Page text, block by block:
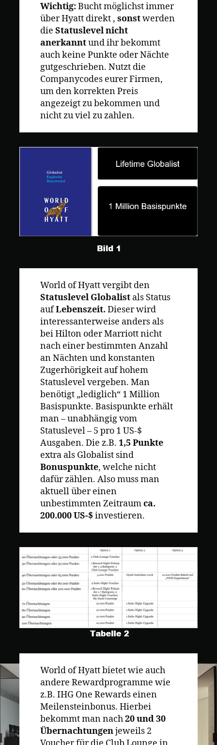
Wichtig:Bucht möglichst immer
über Hyatt direkt , sonstwerden
die Statuslevel nicht
anerkanntund ihr bekommt
auch keine Punkte oder Nächte
gutgeschrieben. Nutzt die
Companycodes eurer Firmen,
um den korrekten Preis
angezeigt zu bekommen und
nicht zu viel zu zahlen.
World of Hyatt vergibt den
Statuslevel Globalistals Status
aufLebenszeit. Dieser wird
interessanterweise anders als
bei Hilton oder Marriott nicht
nach einer bestimmten Anzahl
an Nächten und konstanten
Zugerhörigkeit auf hohem
Statuslevel vergeben. Man
benötigt „lediglich“ 1 Million
Basispunkte. Basispunkte erhält
man – unabhängig vom
Statuslevel – 5 pro 1 US-$
Ausgaben. Die z.B. 1,5 Punkte
extra als Globalist sind
Bonuspunkte, welche nicht
dafür zählen. Also muss man
aktuell über einen
unbestimmten Zeitraumca.
200.000 US-$investieren.
World of Hyatt bietet wie auch
andere Rewardprogramme wie
z.B. IHG One Rewards einen
Meilensteinbonus. Hierbei
bekommt man nach20 und 30
Übernachtungenjeweils 2